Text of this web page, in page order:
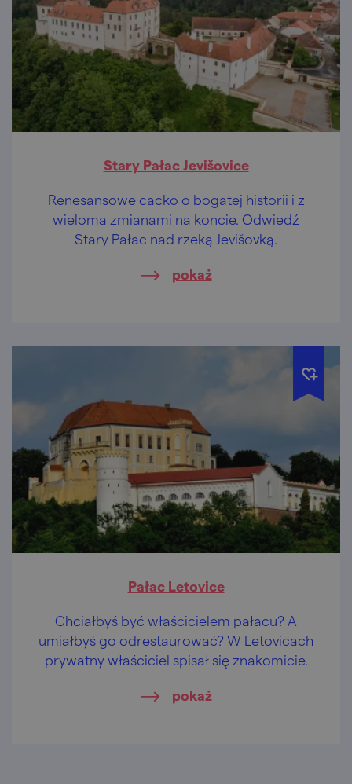
Stary Pałac Jevišovice
Renesansowe cacko o bogatej historii i z
wieloma zmianami na koncie. Odwiedź
Stary Pałac nad rzeką Jevišovką.
pokaż
Pałac Letovice
Chciałbyś być właścicielem pałacu? A
umiałbyś go odrestaurować? W Letovicach
prywatny właściciel spisał się znakomicie.
pokaż